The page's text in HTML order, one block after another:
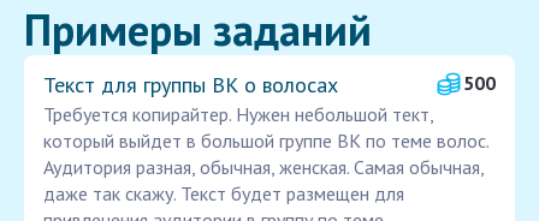
Примеры заданий
Текст для группы ВК о волосах
500
Требуется копирайтер. Нужен небольшой тект,
который выйдет в большой группе ВК по теме волос.
Аудитория разная, обычная, женская. Самая обычная,
даже так скажу. Текст будет размещен для